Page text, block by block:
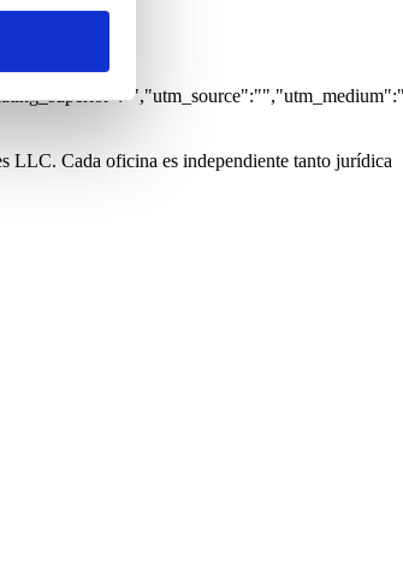
LLC. Cada oficina es independiente tanto jurídica